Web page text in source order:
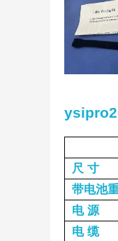
尺 寸
带电池
电 源
电 缆